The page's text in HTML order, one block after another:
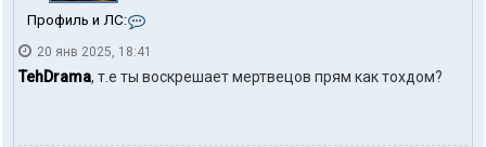
Профиль и ЛС:
н
т
20 янв 2025, 18:41
TehDrama, т.е ты воскрешает мертвецов прям как тохдом?